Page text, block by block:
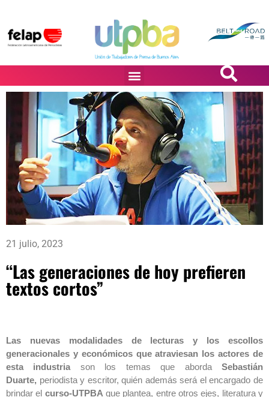
21 julio, 2023
“Las generaciones de hoy prefieren
textos cortos”
Las nuevas modalidades de lecturas y los escollos
generacionales y económicos que atraviesan los actores de
esta industria son los temas que abordaSebastián
Duarte, periodista y escritor, quién además será el encargado de
brindar el curso-UTPBA que plantea, entre otros ejes, literatura y